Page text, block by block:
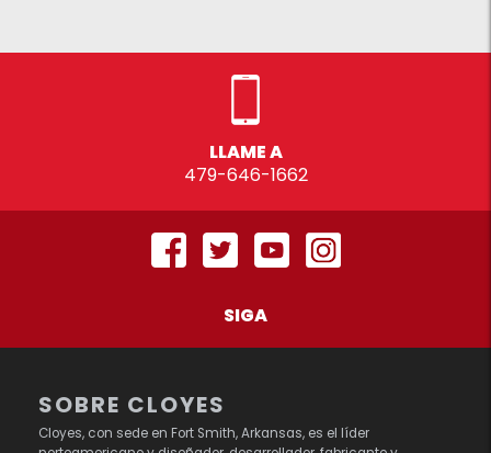
LLAME A
479-646-1662
SIGA
SOBRE CLOYES
Cloyes, con sede en Fort Smith, Arkansas, es el líder